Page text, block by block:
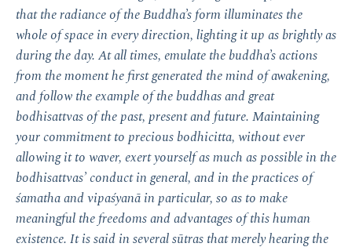
that the radiance of the Buddha’s form illuminates the
whole of space in every direction, lighting it up as brightly as
during the day. At all times, emulate the buddha’s actions
from the moment he first generated the mind of awakening,
and follow the example of the buddhas and great
bodhisattvas of the past, present and future. Maintaining
your commitment to precious bodhicitta, without ever
allowing it to waver, exert yourself as much as possible in the
bodhisattvas’ conduct in general, and in the practices of
śamatha and vipaśyanā in particular, so as to make
meaningful the freedoms and advantages of this human
existence. It is said in several sūtras that merely hearing the